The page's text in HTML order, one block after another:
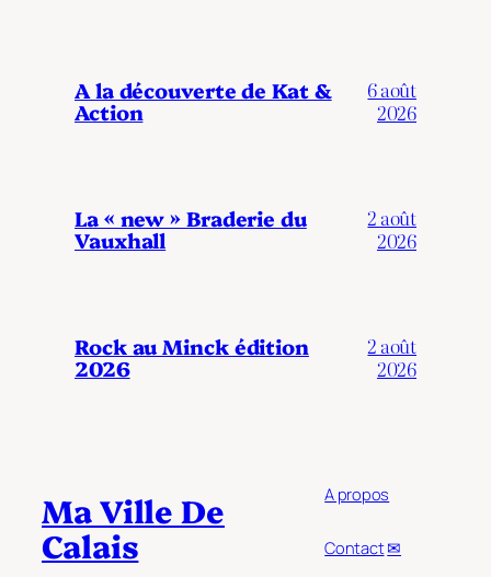
A la découverte de Kat &
Action
6 août
2026
La « new » Braderie du
Vauxhall
2 août
2026
Rock au Minck édition
2026
2 août
2026
Ma Ville De
Calais
A propos
Contact✉